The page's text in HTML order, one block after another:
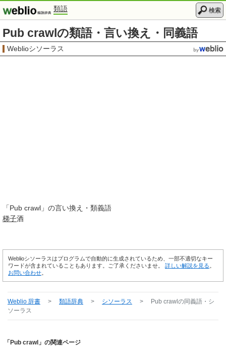
類語 検索
Pub crawlの類語・言い換え・同義語
Weblioシソーラス
「Pub crawl 」の言い換え・類義語
梯子酒
Weblioシソーラスはプログラムで自動的に生成されているため、一部不適切なキー
ワードが含まれていることもあります。ご了承くださいませ。 詳しい解説を見る
お問い合わせ
Weblio 辞書 > 類語辞典 > シソーラス > Pub crawl の同義語・シ
ソーラス
「Pub crawl」の関連ページ